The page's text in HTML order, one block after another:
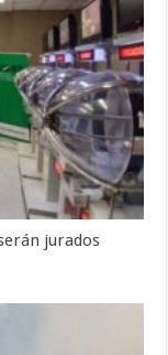
jurados